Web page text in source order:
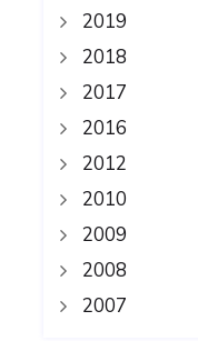
2019
2018
2017
2016
2012
2010
2009
2008
2007